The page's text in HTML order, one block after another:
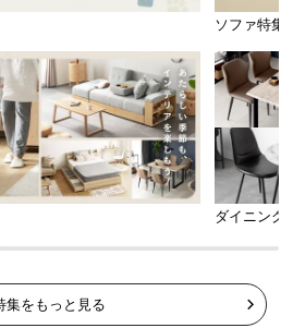
ディング
ダーコーティング加工を施しました。色
す。
ソファ特集
ダイニング
集をもっと見る